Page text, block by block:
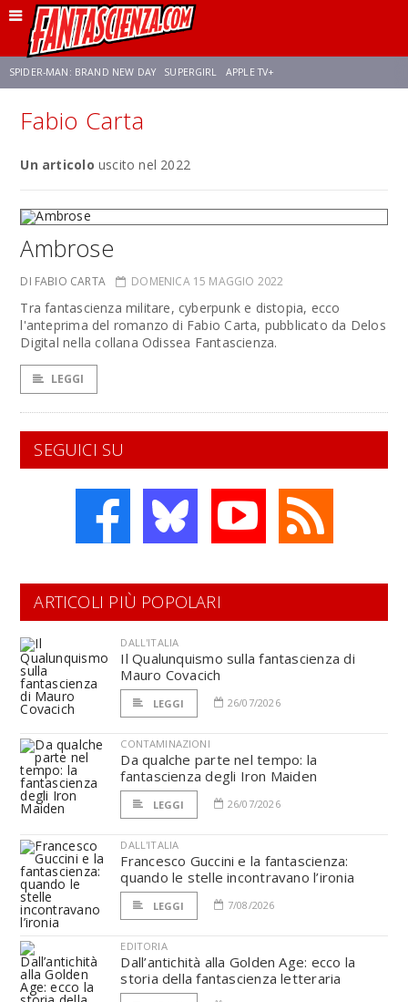
SPIDER-MAN: BRAND NEW DAY SUPERGIRL APPLE TV+
FRANCO RICCIARDIELLO ZENDAYA
Fabio Carta
Un articolo uscito nel 2022
Ambrose
DI FABIO CARTA DOMENICA 15 MAGGIO 2022
Tra fantascienza militare, cyberpunk e distopia, ecco
l'anteprima del romanzo di Fabio Carta, pubblicato da Delos
Digital nella collana Odissea Fantascienza.
LEGGI
SEGUICI SU
ARTICOLI PIÙ POPOLARI
DALL'ITALIA
Il Qualunquismo sulla fantascienza di
Mauro Covacich
LEGGI 26/07/2026
CONTAMINAZIONI
Da qualche parte nel tempo: la
fantascienza degli Iron Maiden
LEGGI 26/07/2026
DALL'ITALIA
Francesco Guccini e la fantascienza:
quando le stelle incontravano l’ironia
LEGGI 7/08/2026
EDITORIA
Dall’antichità alla Golden Age: ecco la
storia della fantascienza letteraria